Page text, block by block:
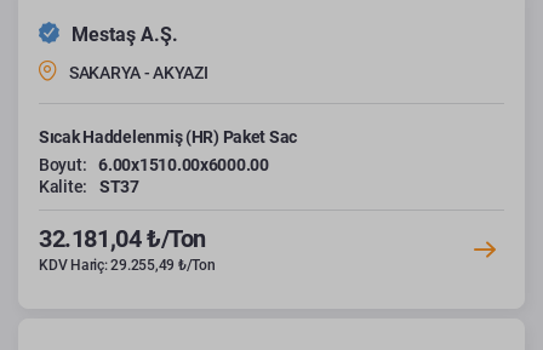
Mestaş A.Ş.
SAKARYA - AKYAZI
Sıcak Haddelenmiş (HR) Paket Sac
Boyut:
6.00x1510.00x6000.00
Kalite:
ST37
32.181,04 ₺/Ton
KDV Hariç: 29.255,49 ₺/Ton